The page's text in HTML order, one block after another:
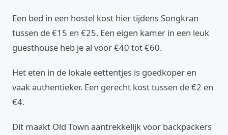
Een bed in een hostel kost hier tijdens Songkran
tussen de €15 en €25. Een eigen kamer in een leuk
guesthouse heb je al voor €40 tot €60.
Het eten in de lokale eettentjes is goedkoper en
vaak authentieker. Een gerecht kost tussen de €2 en
€4.
Dit maakt Old Town aantrekkelijk voor backpackers